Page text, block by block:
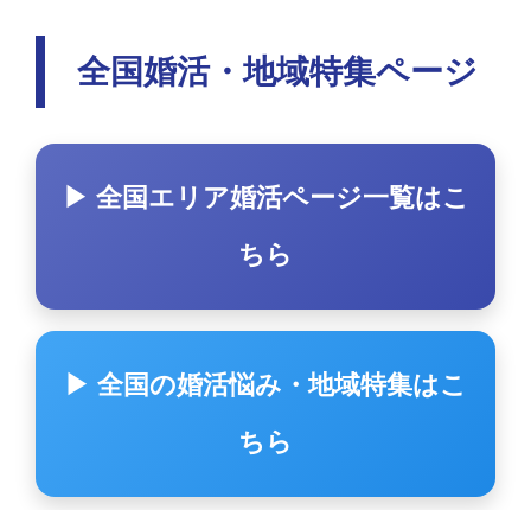
全国婚活・地域特集ページ
▶ 全国エリア婚活ページ一覧はこ
ちら
▶ 全国の婚活悩み・地域特集はこ
ちら